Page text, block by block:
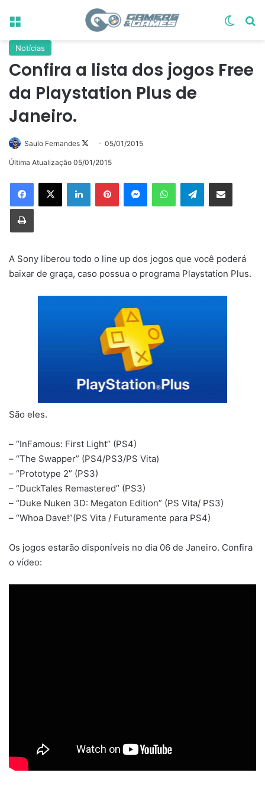
Menu
Notícias
Confira a lista dos jogos Free
da Playstation Plus de
Janeiro.
Saulo Fernandes
Follow
on
05/01/2015
Última Atualização 05/01/2015
LinkedinPinterestMessengerWhatsAppTelegramCompartilhar via e-mail
Imprimir
A Sony liberou todo o line up dos jogos que você poderá
baixar de graça, caso possua o programa Playstation Plus.
São eles.
– “InFamous: First Light” (PS4)
– “The Swapper” (PS4/PS3/PS Vita)
– “Prototype 2” (PS3)
– “DuckTales Remastered” (PS3)
– “Duke Nuken 3D: Megaton Edition” (PS Vita/ PS3)
– “Whoa Dave!”(PS Vita / Futuramente para PS4)
Os jogos estarão disponíveis no dia 06 de Janeiro. Confira
o vídeo: